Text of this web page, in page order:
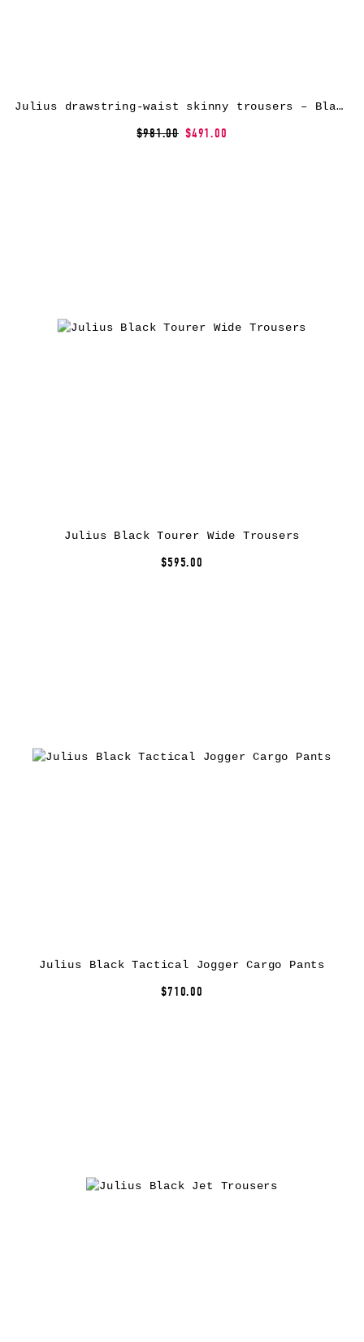
Julius drawstring-waist skinny trousers – Black
$981.00 $491.00
Julius Black Tourer Wide Trousers
$595.00
Julius Black Tactical Jogger Cargo Pants
$710.00